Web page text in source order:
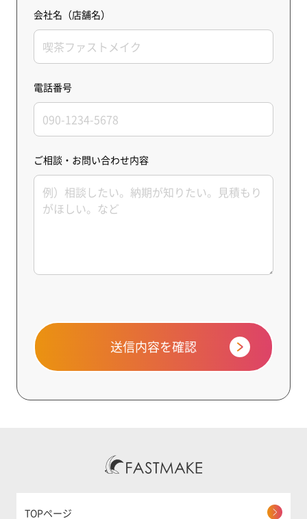
会社名（店舗名）
電話番号
ご相談・お問い合わせ内容
送信内容を確認
TOPページ